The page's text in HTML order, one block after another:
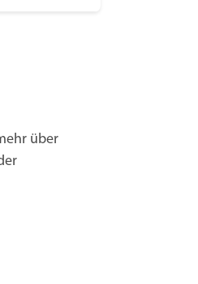
über